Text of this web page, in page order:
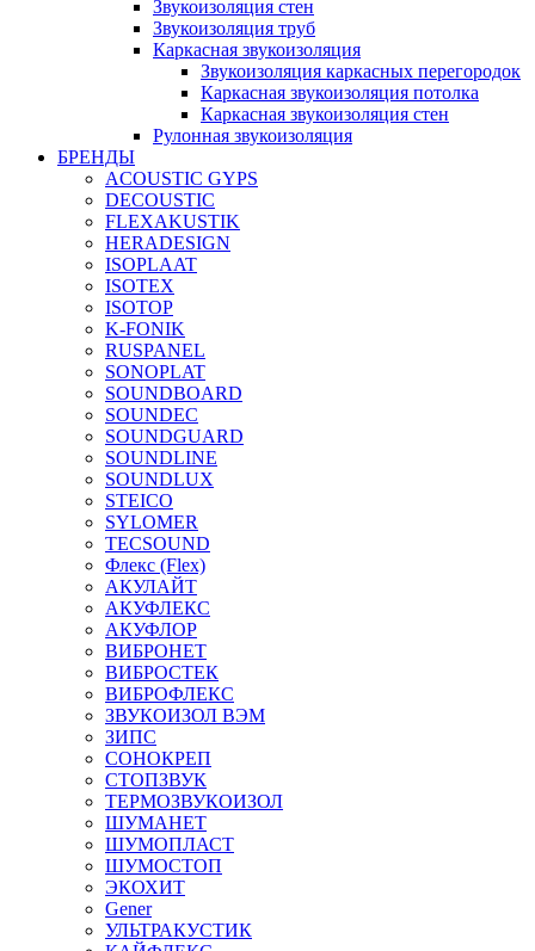
Звукоизоляция стен
Звукоизоляция труб
Каркасная звукоизоляция
Звукоизоляция каркасных перегородок
Каркасная звукоизоляция потолка
Каркасная звукоизоляция стен
Рулонная звукоизоляция
БРЕНДЫ
ACOUSTIC GYPS
DECOUSTIC
FLEXAKUSTIK
HERADESIGN
ISOPLAAT
ISOTEX
ISOTOP
K-FONIK
RUSPANEL
SONOPLAT
SOUNDBOARD
SOUNDEC
SOUNDGUARD
SOUNDLINE
SOUNDLUX
STEICO
SYLOMER
TECSOUND
Флекс (Flex)
АКУЛАЙТ
АКУФЛЕКС
АКУФЛОР
ВИБРОНЕТ
ВИБРОСТЕК
ВИБРОФЛЕКС
ЗВУКОИЗОЛ ВЭМ
ЗИПС
СОНОКРЕП
СТОПЗВУК
ТЕРМОЗВУКОИЗОЛ
ШУМАНЕТ
ШУМОПЛАСТ
ШУМОСТОП
ЭКОХИТ
Gener
УЛЬТРАКУСТИК